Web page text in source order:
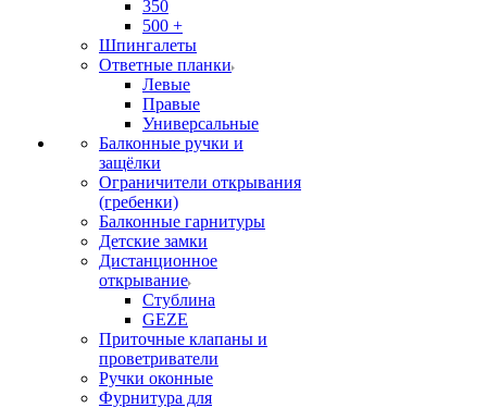
350
500 +
Шпингалеты
Ответные планки
Левые
Правые
Универсальные
Балконные ручки и
защёлки
Ограничители открывания
(гребенки)
Балконные гарнитуры
Детские замки
Дистанционное
открывание
Стублина
GEZE
Приточные клапаны и
проветриватели
Ручки оконные
Фурнитура для